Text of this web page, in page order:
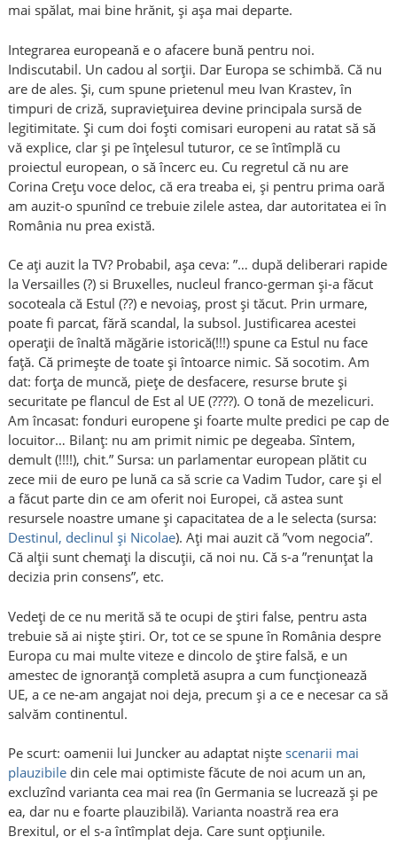
mai spălat, mai bine hrănit, și așa mai departe.
Integrarea europeană e o afacere bună pentru noi.
Indiscutabil. Un cadou al sorții. Dar Europa se schimbă. Că nu
are de ales. Și, cum spune prietenul meu Ivan Krastev, în
timpuri de criză, supraviețuirea devine principala sursă de
legitimitate. Și cum doi foști comisari europeni au ratat să să
vă explice, clar și pe înțelesul tuturor, ce se întîmplă cu
proiectul european, o să încerc eu. Cu regretul că nu are
Corina Crețu voce deloc, că era treaba ei, și pentru prima oară
am auzit-o spunînd ce trebuie zilele astea, dar autoritatea ei în
România nu prea există.
Ce ați auzit la TV? Probabil, așa ceva: ”… după deliberari rapide
la Versailles (?) si Bruxelles, nucleul franco-german și-a făcut
socoteala că Estul (??) e nevoiaș, prost și tăcut. Prin urmare,
poate fi parcat, fără scandal, la subsol. Justificarea acestei
operații de înaltă măgărie istorică(!!!) spune ca Estul nu face
față. Că primește de toate și întoarce nimic. Să socotim. Am
dat: forța de muncă, piețe de desfacere, resurse brute și
securitate pe flancul de Est al UE (????). O tonă de mezelicuri.
Am încasat: fonduri europene și foarte multe predici pe cap de
locuitor… Bilanț: nu am primit nimic pe degeaba. Sîntem,
demult (!!!!), chit.” Sursa: un parlamentar european plătit cu
zece mii de euro pe lună ca să scrie ca Vadim Tudor, care și el
a făcut parte din ce am oferit noi Europei, că astea sunt
resursele noastre umane și capacitatea de a le selecta (sursa:
Destinul, declinul și Nicolae). Ați mai auzit că ”vom negocia”.
Că alții sunt chemați la discuții, că noi nu. Că s-a ”renunțat la
decizia prin consens”, etc.
Vedeți de ce nu merită să te ocupi de știri false, pentru asta
trebuie să ai niște știri. Or, tot ce se spune în România despre
Europa cu mai multe viteze e dincolo de știre falsă, e un
amestec de ignoranță completă asupra a cum funcționează
UE, a ce ne-am angajat noi deja, precum și a ce e necesar ca să
salvăm continentul.
Pe scurt: oamenii lui Juncker au adaptat niște scenarii mai
plauzibiledin cele mai optimiste făcute de noi acum un an,
excluzînd varianta cea mai rea (în Germania se lucrează și pe
ea, dar nu e foarte plauzibilă). Varianta noastră rea era
Brexitul, or el s-a întîmplat deja. Care sunt opțiunile.